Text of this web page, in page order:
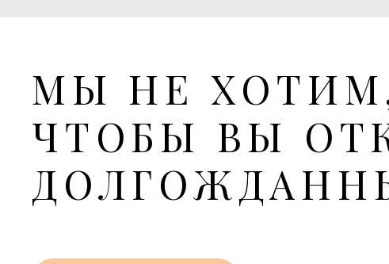
этаж
МЫ НЕ
ЧТОБЫ ВЫ